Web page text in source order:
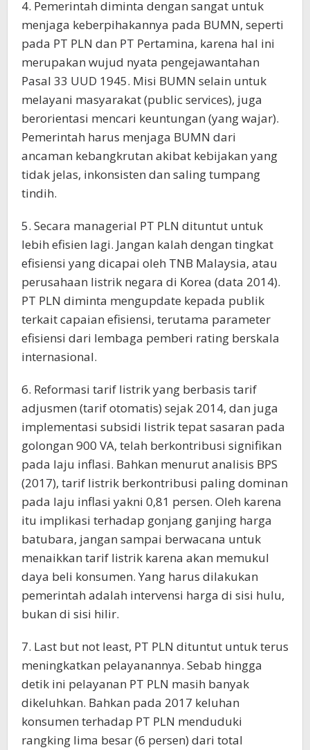
4. Pemerintah diminta dengan sangat untuk
menjaga keberpihakannya pada BUMN, seperti
pada PT PLN dan PT Pertamina, karena hal ini
merupakan wujud nyata pengejawantahan
Pasal 33 UUD 1945. Misi BUMN selain untuk
melayani masyarakat (public services), juga
berorientasi mencari keuntungan (yang wajar).
Pemerintah harus menjaga BUMN dari
ancaman kebangkrutan akibat kebijakan yang
tidak jelas, inkonsisten dan saling tumpang
tindih.
5. Secara managerial PT PLN dituntut untuk
lebih efisien lagi. Jangan kalah dengan tingkat
efisiensi yang dicapai oleh TNB Malaysia, atau
perusahaan listrik negara di Korea (data 2014).
PT PLN diminta mengupdate kepada publik
terkait capaian efisiensi, terutama parameter
efisiensi dari lembaga pemberi rating berskala
internasional.
6. Reformasi tarif listrik yang berbasis tarif
adjusmen (tarif otomatis) sejak 2014, dan juga
implementasi subsidi listrik tepat sasaran pada
golongan 900 VA, telah berkontribusi signifikan
pada laju inflasi. Bahkan menurut analisis BPS
(2017), tarif listrik berkontribusi paling dominan
pada laju inflasi yakni 0,81 persen. Oleh karena
itu implikasi terhadap gonjang ganjing harga
batubara, jangan sampai berwacana untuk
menaikkan tarif listrik karena akan memukul
daya beli konsumen. Yang harus dilakukan
pemerintah adalah intervensi harga di sisi hulu,
bukan di sisi hilir.
7. Last but not least, PT PLN dituntut untuk terus
meningkatkan pelayanannya. Sebab hingga
detik ini pelayanan PT PLN masih banyak
dikeluhkan. Bahkan pada 2017 keluhan
konsumen terhadap PT PLN menduduki
rangking lima besar (6 persen) dari total